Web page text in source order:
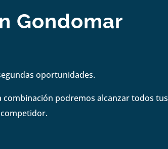
Gondomar
oportunidades.
podremos alcanzar todos tus